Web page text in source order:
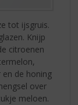
tot ijsgruis.
Knijp
citroenen
en de honing
over
meloen.